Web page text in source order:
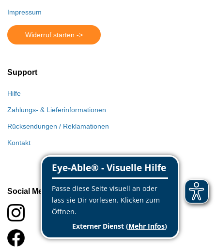
Impressum
Widerruf starten ->
Support
Hilfe
Zahlungs- & Lieferinformationen
Rücksendungen / Reklamationen
Kontakt
Social Media